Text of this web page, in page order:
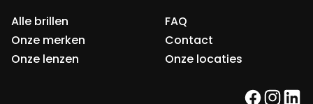
Alle brillen
Onze merken
Onze lenzen
FAQ
Contact
Onze locaties